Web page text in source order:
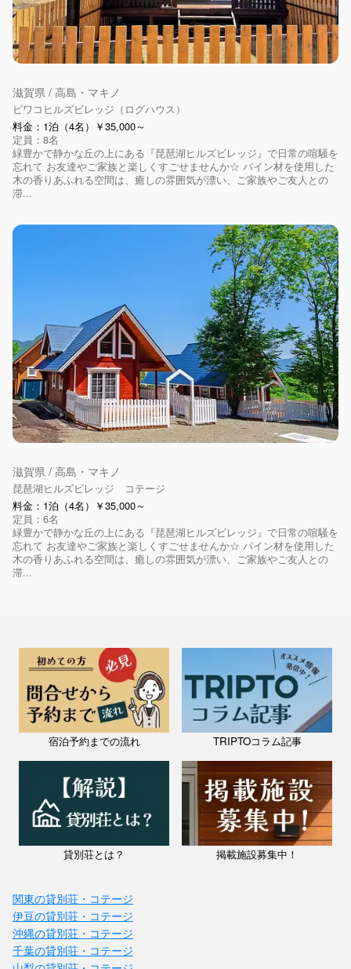
滋賀県 / 高島・マキノ
ビワコヒルズビレッジ（ログハウス）
料金：1泊（4名）￥35,000～
定員：8名
緑豊かで静かな丘の上にある『琵琶湖ヒルズビレッジ』で日常の喧騒を
忘れて お友達やご家族と楽しくすごせませんか☆ パイン材を使用した
木の香りあふれる空間は、癒しの雰囲気が漂い、ご家族やご友人との
滞...
滋賀県 / 高島・マキノ
琵琶湖ヒルズビレッジ コテージ
料金：1泊（4名）￥35,000～
定員：6名
緑豊かで静かな丘の上にある『琵琶湖ヒルズビレッジ』で日常の喧騒を
忘れて お友達やご家族と楽しくすごせませんか☆ パイン材を使用した
木の香りあふれる空間は、癒しの雰囲気が漂い、ご家族やご友人との
滞...
宿泊予約までの流れ TRIPTOコラム記事
貸別荘とは？ 掲載施設募集中！
関東の貸別荘・コテージ
伊豆の貸別荘・コテージ
沖縄の貸別荘・コテージ
千葉の貸別荘・コテージ